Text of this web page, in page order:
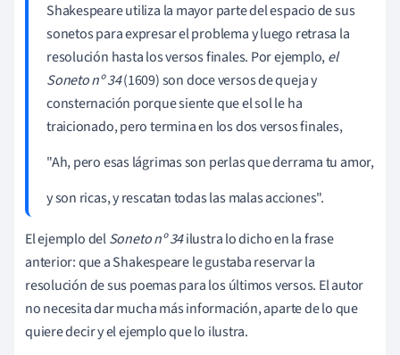
Shakespeare utiliza la mayor parte del espacio de sus
sonetos para expresar el problema y luego retrasa la
resolución hasta los versos finales. Por ejemplo,el
Soneto nº 34(1609) son doce versos de queja y
consternación porque siente que el sol le ha
traicionado, pero termina en los dos versos finales,
"Ah, pero esas lágrimas son perlas que derrama tu amor,
y son ricas, y rescatan todas las malas acciones".
El ejemplo delSoneto nº 34ilustra lo dicho en la frase
anterior: que a Shakespeare le gustaba reservar la
resolución de sus poemas para los últimos versos. El autor
no necesita dar mucha más información, aparte de lo que
quiere decir y el ejemplo que lo ilustra.